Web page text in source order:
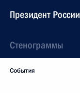
Президент России
Стенограммы
События